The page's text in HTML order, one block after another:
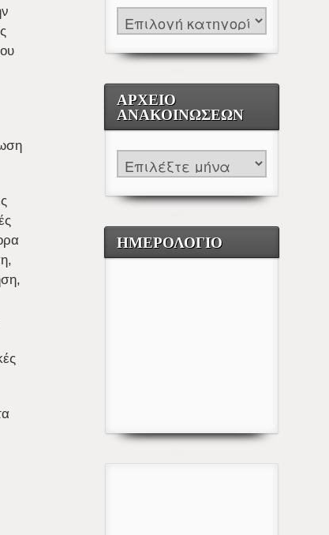
ΑΡΧΕΊΟ
ΑΝΑΚΟΙΝΏΣΕΩΝ
ΗΜΕΡΟΛΟΓΙΟ